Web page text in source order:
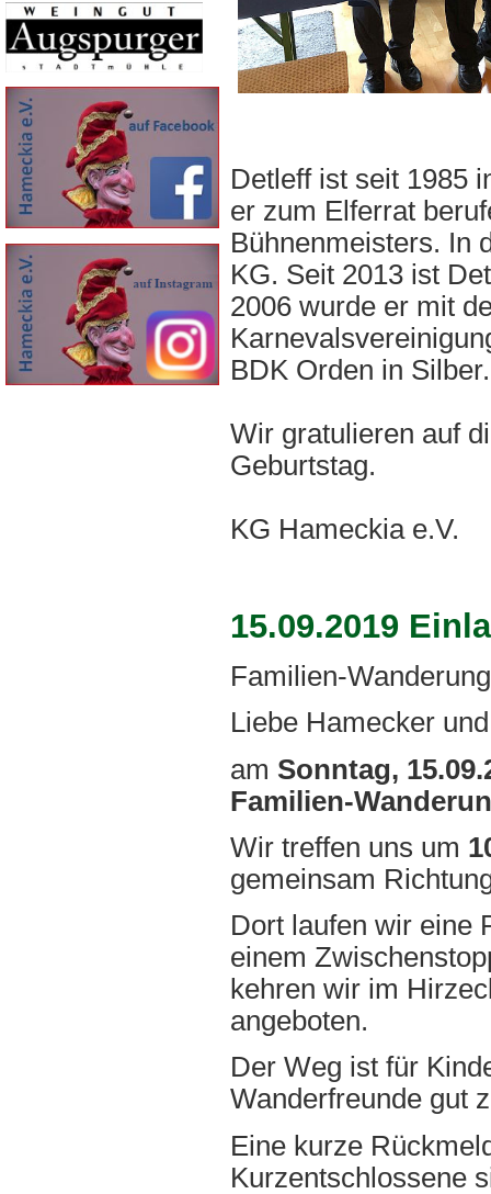
Detleff ist seit 1985
er zum Elferrat
Bühnenmeisters. In
KG. Seit 2013 ist
2006 wurde er mit
BDK Orden in Silber.
Wir gratulieren auf
Geburtstag.
KG Hameckia e.V.
15.09.2019
Familien-
Liebe Hamecker
am Sonntag,
Familien-
Wir treffen uns um
gemeinsam
Dort laufen wir eine
einem
kehren wir im
angeboten.
Der Weg ist für
Wanderfreunde gut
Eine kurze
Kurzentschlossene